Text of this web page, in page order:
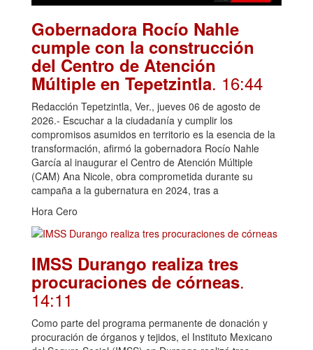
Gobernadora Rocío Nahle
cumple con la construcción
del Centro de Atención
Múltiple en Tepetzintla. 16:44
Redacción Tepetzintla, Ver., jueves 06 de agosto de
2026.- Escuchar a la ciudadanía y cumplir los
compromisos asumidos en territorio es la esencia de la
transformación, afirmó la gobernadora Rocío Nahle
García al inaugurar el Centro de Atención Múltiple
(CAM) Ana Nicole, obra comprometida durante su
campaña a la gubernatura en 2024, tras a
Hora Cero
IMSS Durango realiza tres
procuraciones de córneas.
14:11
Como parte del programa permanente de donación y
procuración de órganos y tejidos, el Instituto Mexicano